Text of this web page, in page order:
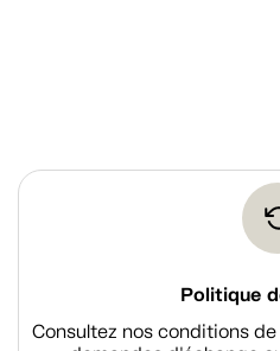
Politique
Consultez nos conditions